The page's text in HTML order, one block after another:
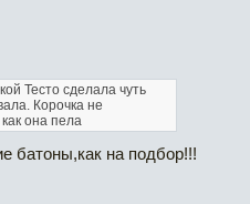
Тесто сделала чуть
Корочка не
она пела
батоны,как на подбор!!!